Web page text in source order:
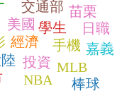
交通部
美國
經濟
學生
苗栗
投資
手機
NBA
MLB
嘉義
棒球
日職